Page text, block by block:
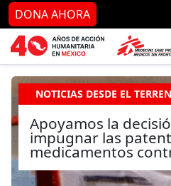
Ir al contenido principal
DONA AHORA
NOTICIAS DESDE EL
Apoyamos la
impugnar las
medicamentos